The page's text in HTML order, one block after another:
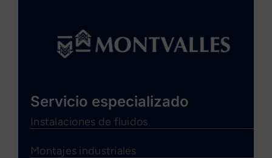
Servicio especializado
Instalaciones de fluidos
Montajes industriales